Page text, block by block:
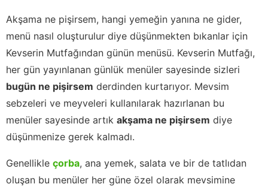
Akşama ne pişirsem, hangi yemeğin yanına ne gider,
menü nasıl oluşturulur diye düşünmekten bıkanlar için
Kevserin Mutfağından günün menüsü. Kevserin Mutfağı,
her gün yayınlanan günlük menüler sayesinde sizleri
bugün ne pişirsem derdinden kurtarıyor. Mevsim
sebzeleri ve meyveleri kullanılarak hazırlanan bu
menüler sayesinde artık akşama ne pişirsem diye
düşünmenize gerek kalmadı.
Genellikle çorba, ana yemek, salata ve bir de tatlıdan
oluşan bu menüler her güne özel olarak mevsimine